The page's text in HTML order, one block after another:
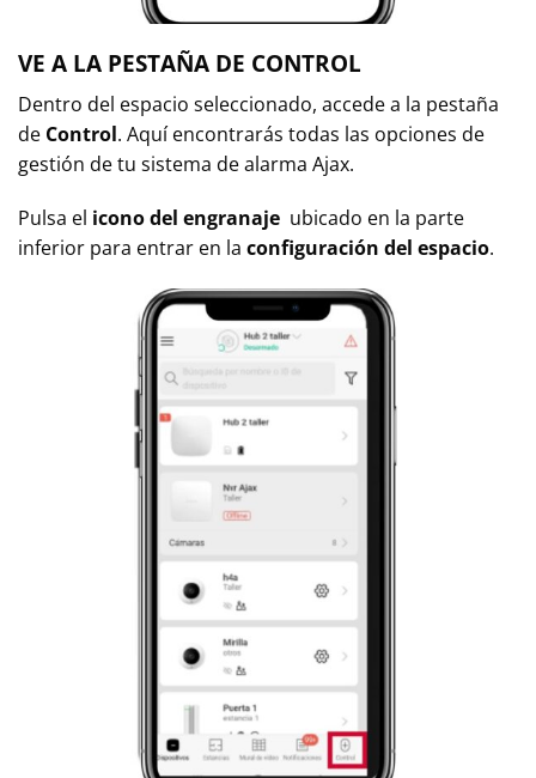
VE A LA PESTAÑA DE CONTROL
Dentro del espacio seleccionado, accede a la pestaña
de Control. Aquí encontrarás todas las opciones de
gestión de tu sistema de alarma Ajax.
Pulsa el icono del engranaje ubicado en la parte
inferior para entrar en la configuración del espacio.